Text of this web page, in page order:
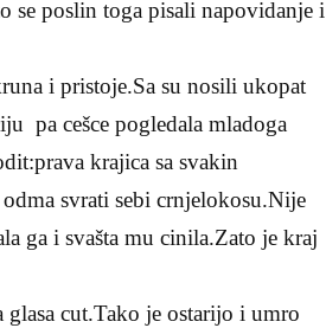
se poslin toga pisali napovidanje i
i pristoje.Sa su nosili ukopat
pa cešce pogledala mladoga
krajica sa svakin
svrati sebi crnjelokosu.Nije
ga i svašta mu cinila.Zato je kraj
cut.Tako je ostarijo i umro